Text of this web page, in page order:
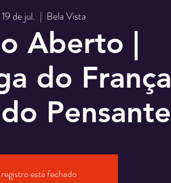
de jul.
  |
Bela Vista
Aberto |
do França
Pensante
está fechado